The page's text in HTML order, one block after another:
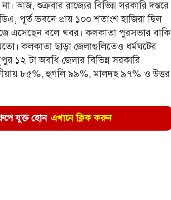
আজ, শুক্রবার রাজ্যের বিভিন্ন সরকারি দপ্তরে
পূর্ত ভবনে প্রায় ১০০ শতাংশ হাজিরা ছিল
এসেছেন বলে খবর। কলকাতা পুরসভার বাকি
কলকাতা ছাড়া জেলাগুলিতেও ধর্মঘটের
১২ টা অবধি জেলার বিভিন্ন সরকারি
৮৫%, হুগলি ৯৯%, মালদহ ৯৭% ও উত্তর
যুক্ত হোন এখানে ক্লিক করুন